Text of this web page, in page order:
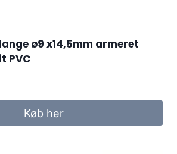
ø9 x14,5mm armeret
PVC
Køb her